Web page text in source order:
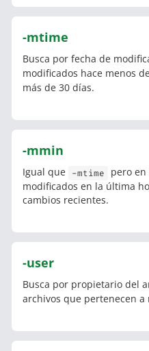
-mtime
Busca por fecha de
modificados hace menos
más de 30 días.
-mmin
Igual que -mtime pero
modificados en la última
cambios recientes.
-user
Busca por propietario del
archivos que pertenecen a